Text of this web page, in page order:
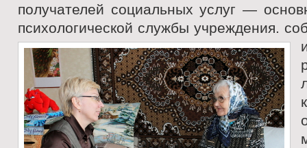
получателей социальных услуг —
психологической службы учреждения.